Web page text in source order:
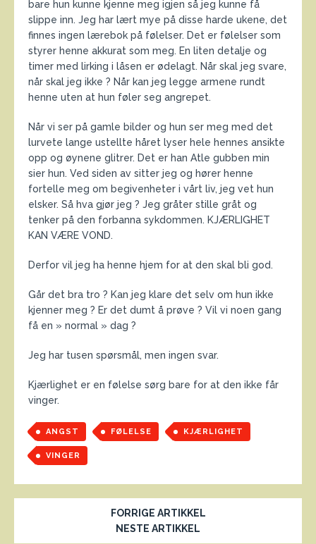
bare hun kunne kjenne meg igjen så jeg kunne få
slippe inn. Jeg har lært mye på disse harde ukene, det
finnes ingen lærebok på følelser. Det er følelser som
styrer henne akkurat som meg. En liten detalje og
timer med lirking i låsen er ødelagt. Når skal jeg svare,
når skal jeg ikke ? Når kan jeg legge armene rundt
henne uten at hun føler seg angrepet.
Når vi ser på gamle bilder og hun ser meg med det
lurvete lange ustellte håret lyser hele hennes ansikte
opp og øynene glitrer. Det er han Atle gubben min
sier hun. Ved siden av sitter jeg og hører henne
fortelle meg om begivenheter i vårt liv, jeg vet hun
elsker. Så hva gjør jeg ? Jeg gråter stille gråt og
tenker på den forbanna sykdommen. KJÆRLIGHET
KAN VÆRE VOND.
Derfor vil jeg ha henne hjem for at den skal bli god.
Går det bra tro ? Kan jeg klare det selv om hun ikke
kjenner meg ? Er det dumt å prøve ? Vil vi noen gang
få en » normal » dag ?
Jeg har tusen spørsmål, men ingen svar.
Kjærlighet er en følelse sørg bare for at den ikke får
vinger.
ANGST FØLELSE KJÆRLIGHET
VINGER
FORRIGE ARTIKKEL
NESTE ARTIKKEL